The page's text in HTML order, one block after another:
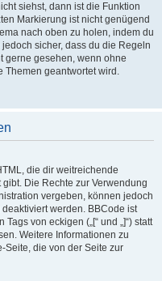
siehst, dann ist die Funktion
Markierung ist nicht genügend
nach oben zu holen, indem du
sicher, dass du die Regeln
gerne gesehen, wenn ohne
Themen geantwortet wird.
die dir weitreichende
Die Rechte zur Verwendung
vergeben, können jedoch
werden. BBCode ist
von eckigen („[“ und „]“) statt
Weitere Informationen zu
Seite, die von der Seite zur